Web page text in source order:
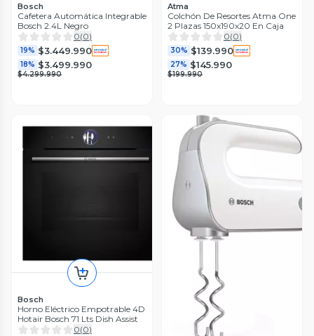
Bosch
Cafetera Automática Integrable
Bosch 2.4L Negro
0(0)
19% $3.449.990
18% $3.499.990
$4.299.990
Atma
Colchón De Resortes Atma One
2 Plazas 150x190x20 En Caja
0(0)
30% $139.990
27% $145.990
$199.990
Bosch
Horno Eléctrico Empotrable 4D
Hotair Bosch 71 Lts Dish Assist
0(0)